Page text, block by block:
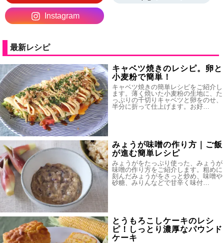
Instagram
最新レシピ
キャベツ焼きのレシピ。卵と
小麦粉で簡単！
キャベツ焼きの簡単レシピをご紹介し
ます。薄く焼いた小麦粉の生地に、た
っぷりの千切りキャベツと卵をのせ、
半分に折って仕上げます。お好…
みょうが味噌の作り方｜ご飯
が進む簡単レシピ
みょうがをたっぷり使った、みょうが
味噌の作り方をご紹介します。粗めに
刻んだみょうがをさっと炒め、味噌や
砂糖、みりんなどで甘辛く味付…
とうもろこしケーキのレシ
ピ！しっとり濃厚なパウンド
ケーキ